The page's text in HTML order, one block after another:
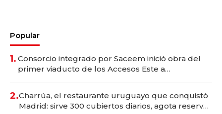
Popular
1. Consorcio integrado por Saceem inició obra del
primer viaducto de los Accesos Este a
2.Charrúa, el restaurante uruguayo que conquistó
Madrid: sirve 300 cubiertos diarios, agota reservas